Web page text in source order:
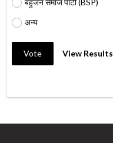
अन्य
Vote View Results